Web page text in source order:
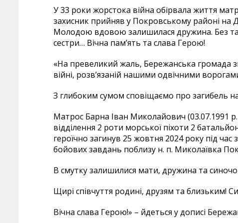
У 33 роки жорстока війна обірвала життя
захисник прийняв у Покровському районі на
Молодою вдовою залишилася дружина. Без
сестри… Вічна пам’ять та слава Герою!
«На превеликий жаль, Бережанська громада
війні, розв’язаній нашими одвічними
З глибоким сумом сповіщаємо про загибель
Матрос Барна Іван Миколайович (03.07.1991
відділення 2 роти морської піхоти 2
героїчно загинув 25 жовтня 2024 року під
бойових завдань поблизу н. п. Миколаївка
В смутку залишилися мати, дружина та
Щирі співчуття родині, друзям та близьким!
Вічна слава Герою!» – йдеться у дописі